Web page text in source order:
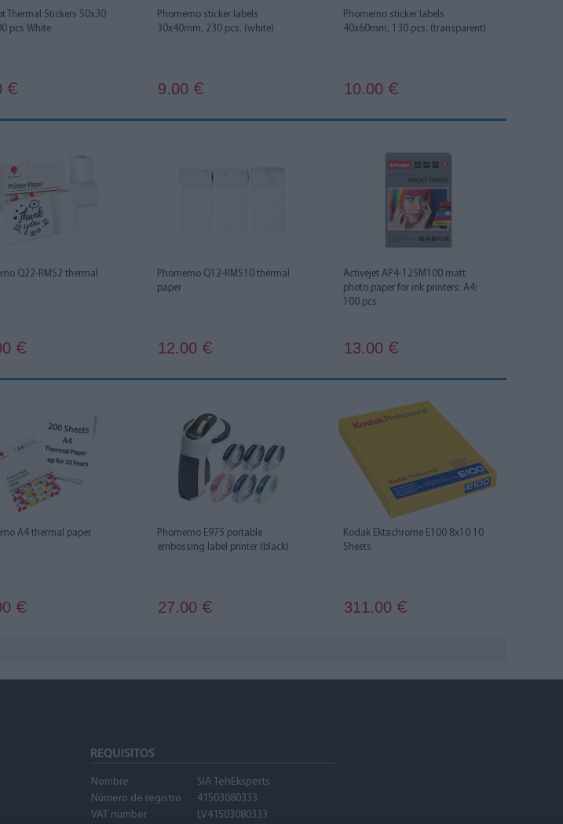
Thermal Stickers 50x30
pcs White
€
Phomemo sticker labels
30x40mm, 230 pcs. (white)
9.00 €
Phomemo sticker labels
40x60mm, 130 pcs. (transparent)
10.00 €
Q22-RMS2 thermal
€
Phomemo Q12-RMS10 thermal
paper
12.00 €
Activejet AP4-125M100 matt
photo paper for ink printers; A4;
100 pcs
13.00 €
A4 thermal paper
€
Phomemo E975 portable
embossing label printer (black)
27.00 €
Kodak Ektachrome E100 8x10 10
Sheets
311.00 €
REQUISITOS
Nombre
SIA TehEksperts
Número de registro
41503080333
VAT number
LV41503080333